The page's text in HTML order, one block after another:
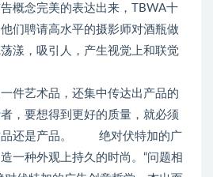
念完美的表达出来，TBWA十
们聘请高水平的摄影师对酒瓶做
漾，吸引人，产生视觉上和联觉
件艺术品，还集中传达出产品的
，要想得到更好的质量，就必须
品还是产品。 绝对伏特加的广
一种外观上持久的时尚。“问题相